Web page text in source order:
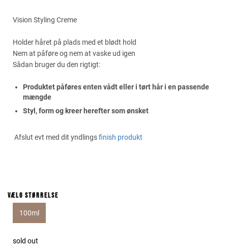
Vision Styling Creme
Holder håret på plads med et blødt hold
Nem at påføre og nem at vaske ud igen
Sådan bruger du den rigtigt:
Produktet påføres enten vådt eller i tørt hår i en passende
mængde
Styl, form og kreer herefter som ønsket
Afslut evt med dit yndlingsfinish produkt
Vælg størrelse
100ml
sold out